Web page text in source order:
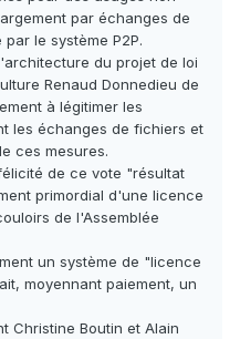
par échanges de
le système P2P.
du projet de loi
Renaud Donnedieu de
à légitimer les
les échanges de fichiers et
ces mesures.
de ce vote "résultat
primordial d'une licence
de l'Assemblée
un système de "licence
moyennant paiement, un
Christine Boutin et Alain